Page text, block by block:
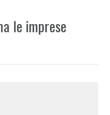
le imprese